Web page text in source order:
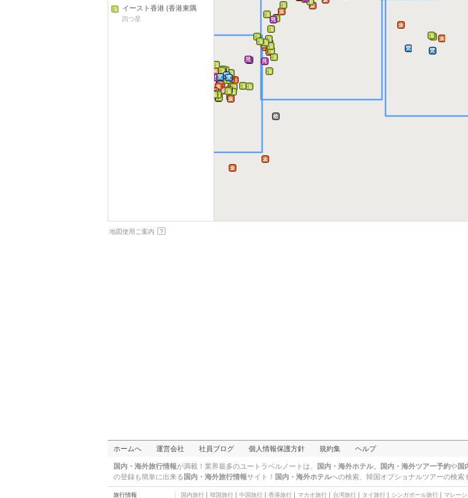
イースト香港 (香港東隅
酒店)
四つ星
地図使用ご案内
ホームへ 運営会社 社員ブログ 個人情報保護方針 規約集 ヘルプ
国内・海外旅行情報が満載！業界最多のユートラベルノートは、 国内・海外ホテル、国内・海外ツアー予約や国
の登録も簡単に出来る 国内・海外旅行情報サイト！ 国内・海外ホテルへの検索、 韓国オプショナルツアーの検索
旅行情報 国内旅行 韓国旅行 中国旅行 香港旅行 マカオ旅行 台湾旅行 タイ旅行 シンガポール旅行 マレー